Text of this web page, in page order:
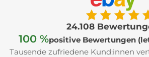
24.108
100 %positive Bewertungen
Tausende zufriedene Kund:innen